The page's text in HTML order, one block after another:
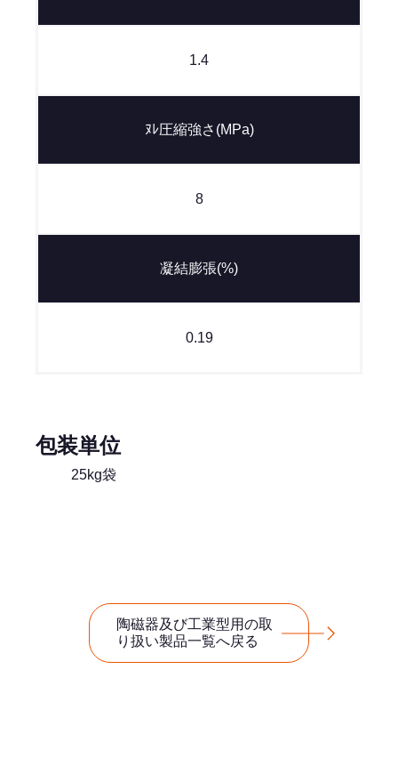
1.4
ﾇﾚ圧縮強さ(MPa)
8
凝結膨張(%)
0.19
包装単位
25kg袋
陶磁器及び工業型用の取
り扱い製品一覧へ戻る